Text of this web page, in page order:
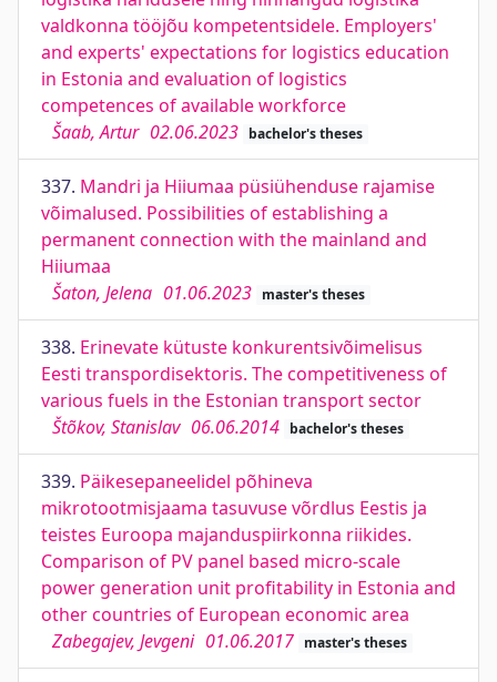
valdkonna tööjõu kompetentsidele. Employers'
and experts' expectations for logistics education
in Estonia and evaluation of logistics
competences of available workforce
Šaab, Artur 02.06.2023 bachelor's theses
337. Mandri ja Hiiumaa püsiühenduse rajamise
võimalused. Possibilities of establishing a
permanent connection with the mainland and
Hiiumaa
Šaton, Jelena 01.06.2023 master's theses
338. Erinevate kütuste konkurentsivõimelisus
Eesti transpordisektoris. The competitiveness of
various fuels in the Estonian transport sector
Štõkov, Stanislav 06.06.2014 bachelor's theses
339. Päikesepaneelidel põhineva
mikrotootmisjaama tasuvuse võrdlus Eestis ja
teistes Euroopa majanduspiirkonna riikides.
Comparison of PV panel based micro-scale
power generation unit profitability in Estonia and
other countries of European economic area
Zabegajev, Jevgeni 01.06.2017 master's theses